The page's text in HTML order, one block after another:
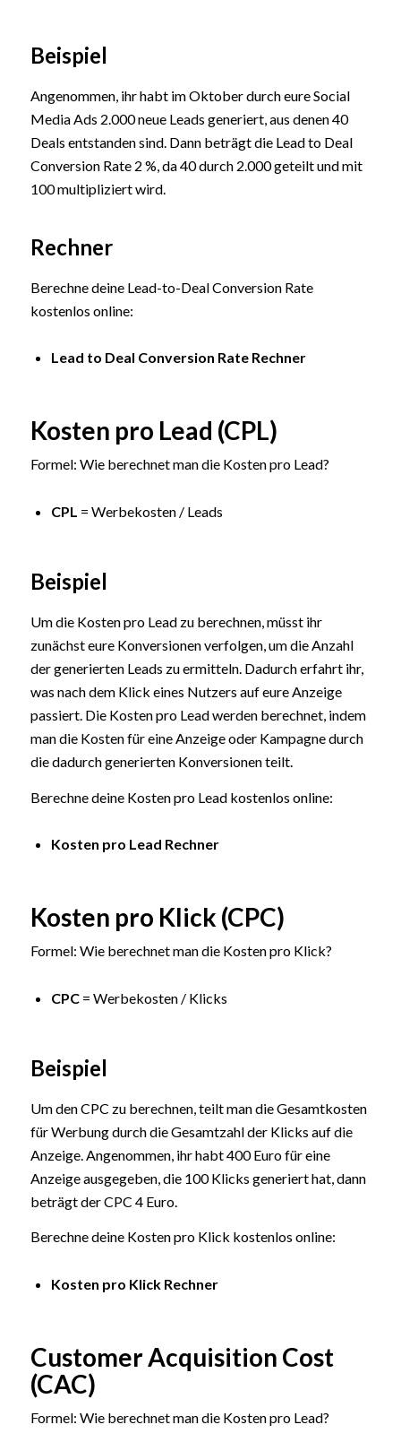
Beispiel
Angenommen, ihr habt im Oktober durch eure Social
Media Ads 2.000 neue Leads generiert, aus denen 40
Deals entstanden sind. Dann beträgt die Lead to Deal
Conversion Rate 2 %, da 40 durch 2.000 geteilt und mit
100 multipliziert wird.
Rechner
Berechne deine Lead-to-Deal Conversion Rate
kostenlos online:
Lead to Deal Conversion Rate Rechner
Kosten pro Lead (CPL)
Formel: Wie berechnet man die Kosten pro Lead?
CPL = Werbekosten / Leads
Beispiel
Um die Kosten pro Lead zu berechnen, müsst ihr
zunächst eure Konversionen verfolgen, um die Anzahl
der generierten Leads zu ermitteln. Dadurch erfahrt ihr,
was nach dem Klick eines Nutzers auf eure Anzeige
passiert. Die Kosten pro Lead werden berechnet, indem
man die Kosten für eine Anzeige oder Kampagne durch
die dadurch generierten Konversionen teilt.
Berechne deine Kosten pro Lead kostenlos online:
Kosten pro Lead Rechner
Kosten pro Klick (CPC)
Formel: Wie berechnet man die Kosten pro Klick?
CPC= Werbekosten / Klicks
Beispiel
Um den CPC zu berechnen, teilt man die Gesamtkosten
für Werbung durch die Gesamtzahl der Klicks auf die
Anzeige. Angenommen, ihr habt 400 Euro für eine
Anzeige ausgegeben, die 100 Klicks generiert hat, dann
beträgt der CPC 4 Euro.
Berechne deine Kosten pro Klick kostenlos online:
Kosten pro Klick Rechner
Customer Acquisition Cost
(CAC)
Formel: Wie berechnet man die Kosten pro Lead?